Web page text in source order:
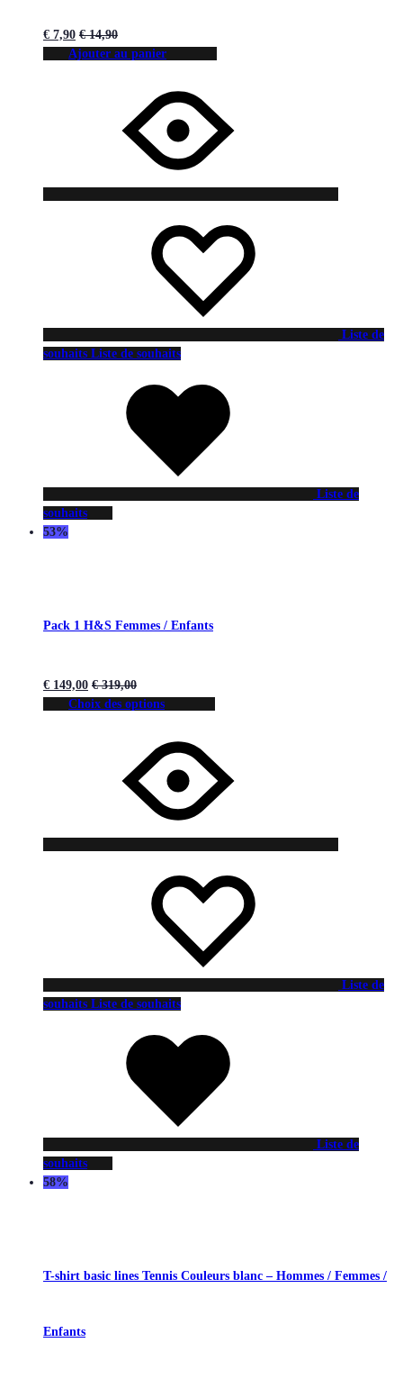
€ 7,90 €14,90
Ajouter au panier
Liste de
souhaits Liste de souhaits
Liste de
souhaits
53%
Pack 1 H&S Femmes / Enfants
€ 149,00 €319,00
Choix des options
Liste de
souhaits Liste de souhaits
Liste de
souhaits
58%
T-shirt basic lines Tennis Couleurs blanc – Hommes / Femmes /
Enfants